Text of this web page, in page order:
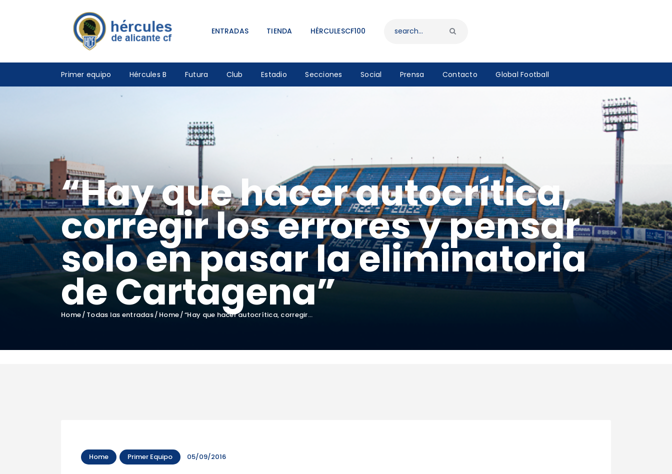
ENTRADAS TIENDA HÉRCULESCF100
Primer equipo Hércules B Futura Club Estadio Secciones Social Prensa Contacto Global Football
“Hay que hacer autocrítica,
corregir los errores y pensar
solo en pasar la eliminatoria
de Cartagena”
Home Todas las entradas Home “Hay que hacer autocrítica, corregir...
TIENDA
Home Primer Equipo 05/09/2016